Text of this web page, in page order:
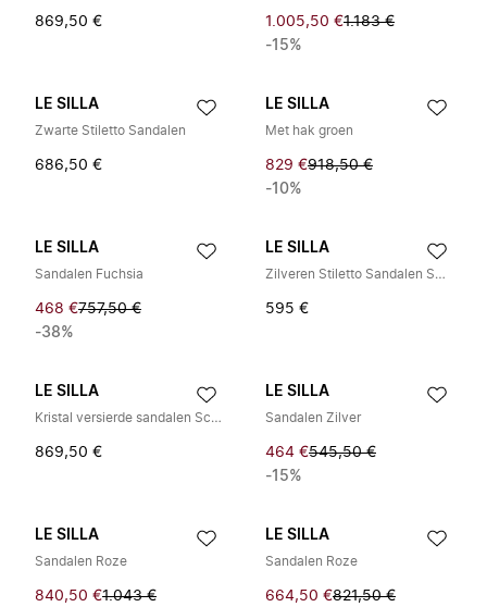
869,50 € 1.005,50 €1.183 €
-15%
LE SILLA
Zwarte Stiletto Sandalen
686,50 €
LE SILLA
Met hak groen
829 €918,50 €
-10%
LE SILLA
Sandalen Fuchsia
468 €757,50 €
-38%
LE SILLA
Zilveren Stiletto Sandalen Scarlet
595 €
LE SILLA
Kristal versierde sandalen Scarlet Divina
869,50 €
LE SILLA
Sandalen Zilver
464 €545,50 €
-15%
LE SILLA
Sandalen Roze
840,50 €1.043 €
LE SILLA
Sandalen Roze
664,50 €821,50 €